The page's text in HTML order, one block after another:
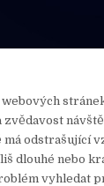
webových
odstrašující
dlouhé nebo
vyhledat